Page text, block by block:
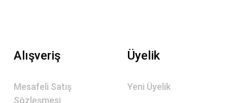
Alışveriş
Mesafeli Satış
Sözleşmesi
Üyelik
Yeni Üyelik